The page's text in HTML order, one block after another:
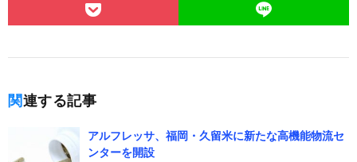
関連する記事
アルフレッサ、福岡・久留米に新たな高機能物流セ
ンターを開設